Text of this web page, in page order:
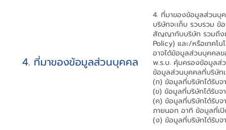
4. ที่มาของข้อมูลส่วนบุคคล
4. ที่มาของข้อมูลส่วนบุ
บริษัทจะเก็บ รวบรวม ข้
สัญญากับบริษัท รวมถึงเ
Policy) และ/หรือเทคโ
อาจได้ข้อมูลส่วนบุคคลข
พ.ร.บ. คุ้มครองข้อมูล
ข้อมูลส่วนบุคคลที่บริษัท
(ก) ข้อมูลที่บริษัทได้รับจ
(ข) ข้อมูลที่บริษัทได้รับจ
(ค) ข้อมูลที่บริษัทได้รับจ
ภายนอก อาทิ ข้อมูลที่เ
(ง) ข้อมูลที่บริษัทได้รับจ